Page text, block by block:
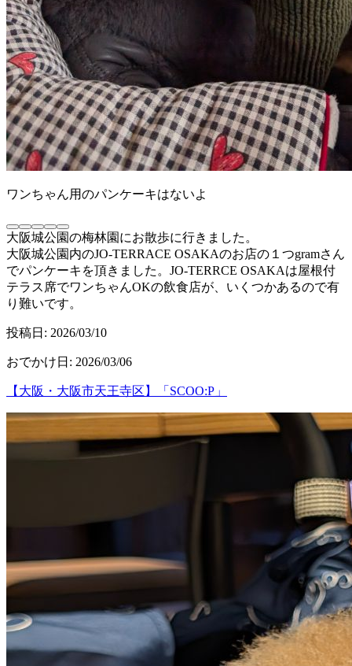
ワンちゃん用のパンケーキはないよ
大阪城公園の梅林園にお散歩に行きました。
大阪城公園内のJO-TERRACE OSAKAのお店の１つgramさん
でパンケーキを頂きました。JO-TERRCE OSAKAは屋根付
テラス席でワンちゃんOKの飲食店が、いくつかあるので有
り難いです。
投稿日: 2026/03/10
おでかけ日 : 2026/03/06
【大阪・大阪市天王寺区】「SCOO:P」